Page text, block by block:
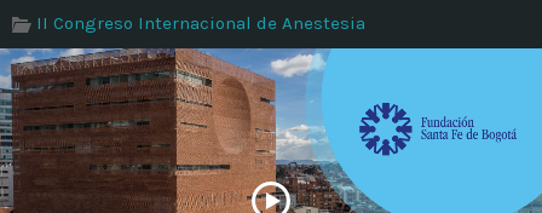
II Congreso Internacional de Anestesia